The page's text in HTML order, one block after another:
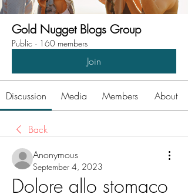
Gold Nugget Blogs Group
Public · 160 members
Join
Discussion Media Members About
Back
Anonymous
September 4, 2023
Dolore allo stomaco